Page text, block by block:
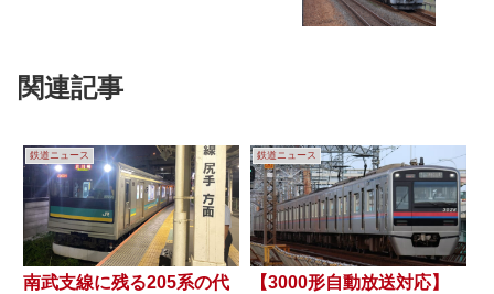
関連記事
鉄道ニュース
南武支線に残る205系の代
鉄道ニュース
【3000形自動放送対応】